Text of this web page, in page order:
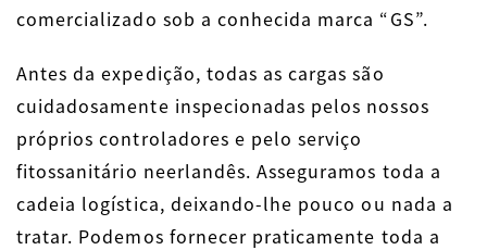
comercializado sob a conhecida marca “GS”.
Antes da expedição, todas as cargas são
cuidadosamente inspecionadas pelos nossos
próprios controladores e pelo serviço
fitossanitário neerlandês. Asseguramos toda a
cadeia logística, deixando-lhe pouco ou nada a
tratar. Podemos fornecer praticamente toda a